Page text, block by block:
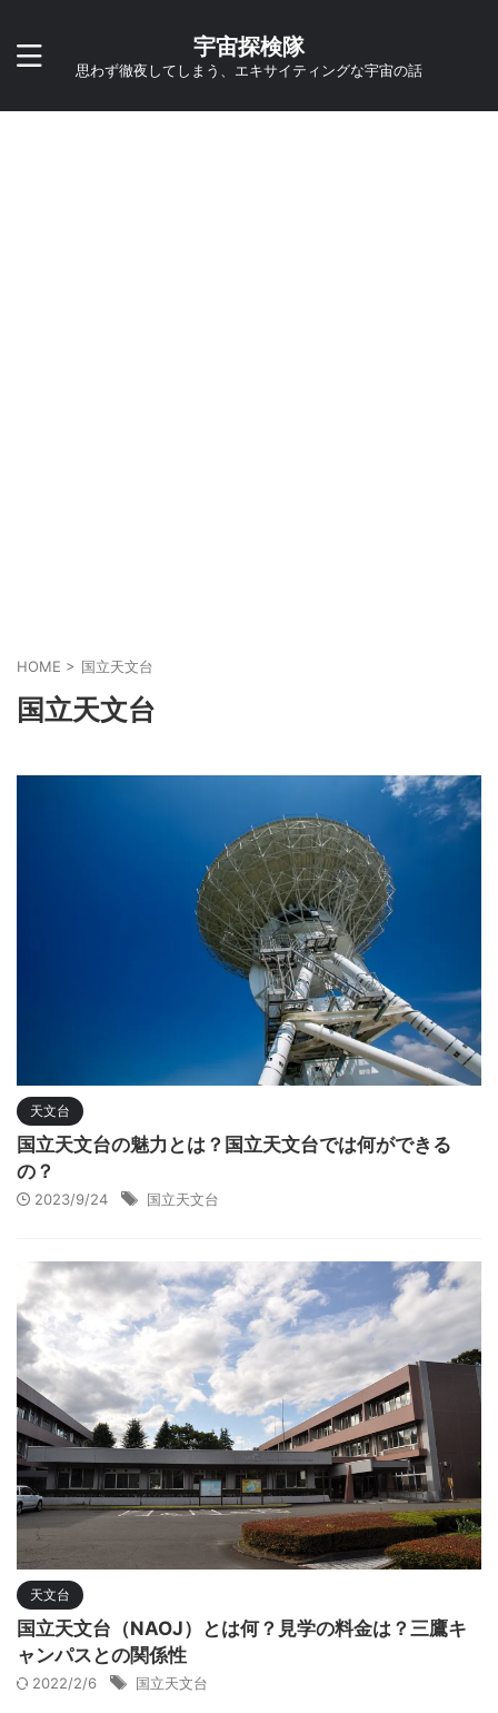
宇宙探検隊
思わず徹夜してしまう、エキサイティングな宇宙の話
HOME > 国立天文台
国立天文台
天文台
国立天文台の魅力とは？国立天文台では何ができる
の？
2023/9/24 国立天文台
天文台
国立天文台（NAOJ）とは何？見学の料金は？三鷹キ
ャンパスとの関係性
2022/2/6 国立天文台